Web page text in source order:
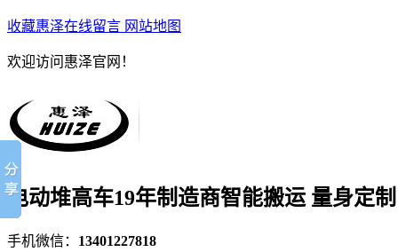
收藏惠泽在线留言 网站地图
欢迎访问惠泽官网！
电动堆高车19年制造商智能搬运 量身定制
手机微信： 13401227818